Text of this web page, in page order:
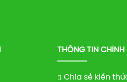
THÔNG TIN CHÍNH
Chia sẻ kiến